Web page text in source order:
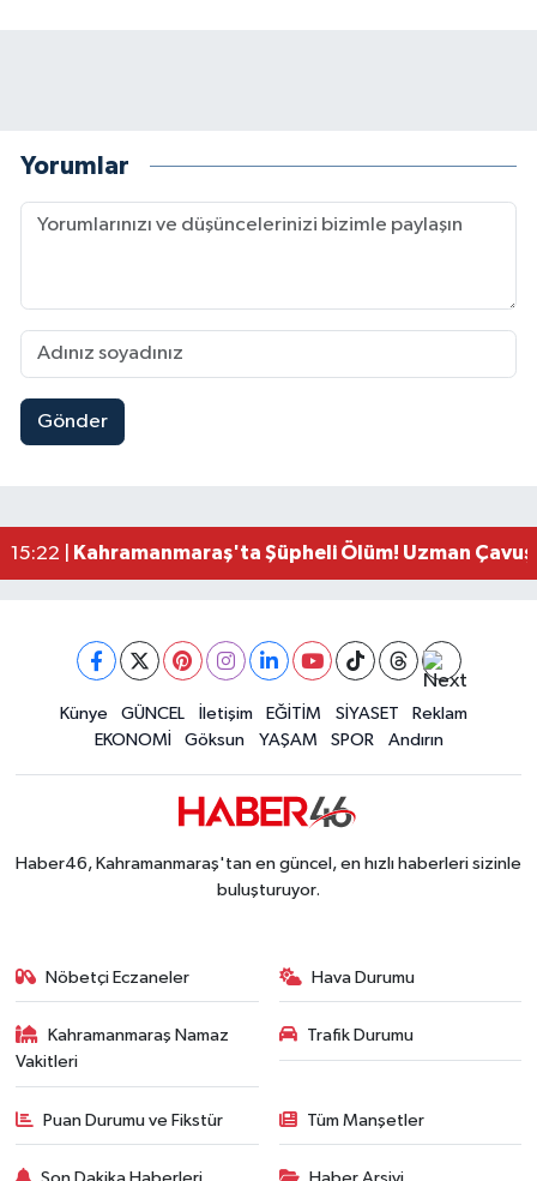
Yorumlar
Gönder
22:09 |Kahramanmaraş'ta Uluslararası Bisiklet
15:22 |
Kahramanmaraş'ta Şüpheli Ölüm! Uzman
15:10 |Kahramanmaraş'ta Korku Dolu Anlar! Metruk
Tayland'daki Okul Saldırısı Kahramanmaraş
Kahramanmaraş'taki Okul Saldırısı Sonrası
12:31 |Kahramanmaraş Ağustos Fuarı'nda Funda Arar
Kahramanmaraş'ta Hacı Murat Caddesi Baştan
12:09 |Kahramanmaraş'ta Madrigal Coşkusu! Fuar
Kahramanmaraş'ta Said Bey Sitesi Davasında 3
Künye GÜNCEL İletişim EĞİTİM SİYASET
Reklam
EKONOMİ
Göksun YAŞAM SPOR Andırın
Haber46, Kahramanmaraş'tan en güncel, en hızlı haberleri sizinle
buluşturuyor.
Nöbetçi Eczaneler Hava Durumu
Kahramanmaraş Namaz
Vakitleri
Trafik Durumu
Puan Durumu ve Fikstür Tüm Manşetler